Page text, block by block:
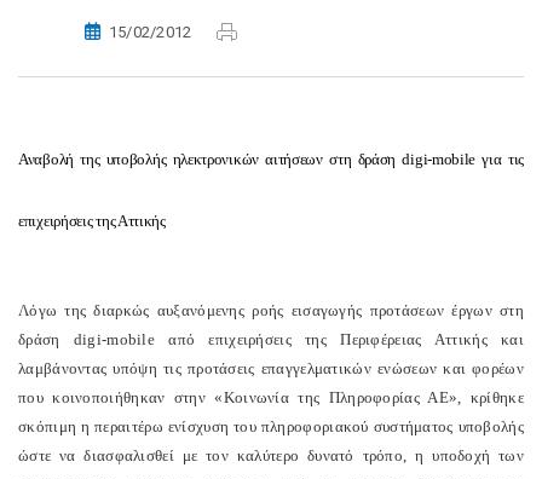
15/02/2012
Αναβολή της υποβολής ηλεκτρονικών αιτήσεων στη δράση digi-mobile για τις
επιχειρήσεις της Αττικής
Λόγω της διαρκώς αυξανόμενης ροής εισαγωγής προτάσεων έργων στη
δράση digi-mobile από επιχειρήσεις της Περιφέρειας Αττικής και
λαμβάνοντας υπόψη τις προτάσεις επαγγελματικών ενώσεων και φορέων
που κοινοποιήθηκαν στην «Κοινωνία της Πληροφορίας ΑΕ», κρίθηκε
σκόπιμη η περαιτέρω ενίσχυση του πληροφοριακού συστήματος υποβολής
ώστε να διασφαλισθεί με τον καλύτερο δυνατό τρόπο, η υποδοχή των